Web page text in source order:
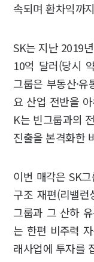
속되며 환차익까
SK는 지난 2019
10억 달러(당시
그룹은 부동산·유
요 산업 전반을
K는 빈그룹과의
진출을 본격화한
이번 매각은 SK
구조 재편(리밸
그룹과 그 산하
는 한편 비주력
래사업에 투자를